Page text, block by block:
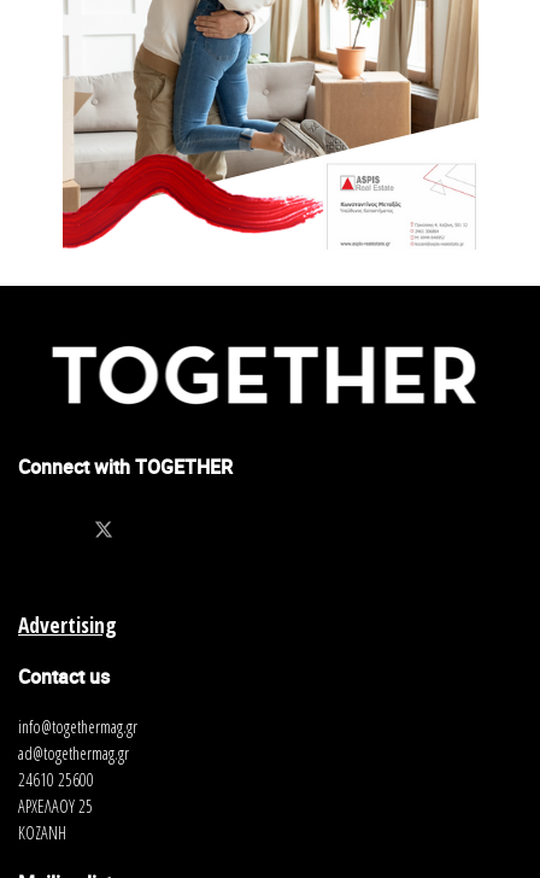
Connect with TOGETHER
Advertising
Contact us
info@togethermag.gr
ad@togethermag.gr
24610 25600
ΑΡΧΕΛΑΟΥ 25
ΚΟΖΑΝΗ